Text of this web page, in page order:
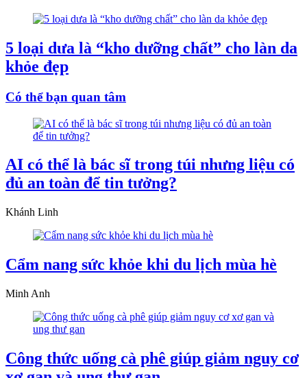
5 loại dưa là “kho dưỡng chất” cho làn da
khỏe đẹp
Có thể bạn quan tâm
AI có thể là bác sĩ trong túi nhưng liệu có
đủ an toàn để tin tưởng?
Khánh Linh
Cẩm nang sức khỏe khi du lịch mùa hè
Minh Anh
Công thức uống cà phê giúp giảm nguy cơ